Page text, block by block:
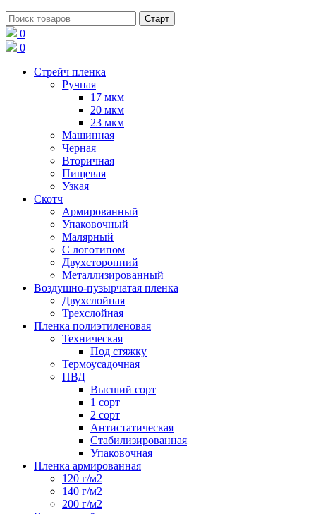
0
0
Стрейч пленка
Ручная
17 мкм
20 мкм
23 мкм
Машинная
Черная
Вторичная
Пищевая
Узкая
Скотч
Армированный
Упаковочный
Малярный
С логотипом
Двухсторонний
Металлизированный
Воздушно-пузырчатая пленка
Двухслойная
Трехслойная
Пленка полиэтиленовая
Техническая
Под стяжку
Термоусадочная
ПВД
Высший сорт
1 сорт
2 сорт
Антистатическая
Стабилизированная
Упаковочная
Пленка армированная
120 г/м2
140 г/м2
200 г/м2